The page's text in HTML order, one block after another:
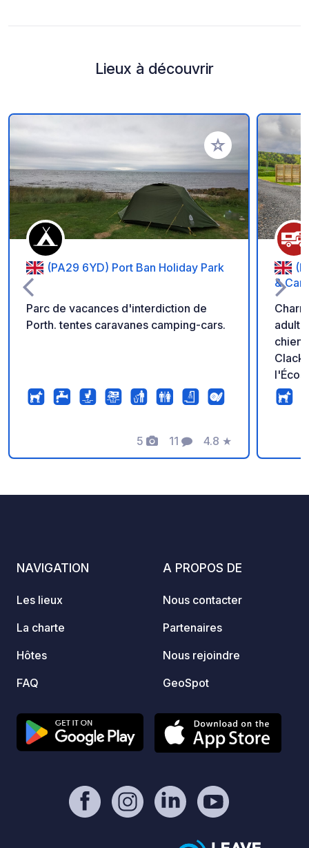
Lieux à découvrir
Ajouter à vos
(PA29 6YD) Port Ban Holiday Park
Parc de vacances d'interdiction de
Porth. tentes caravanes camping-cars.
5
Photos
11
Commentaires
4.8
Note
★
&
Ochil
des
NAVIGATION
Les lieux
La charte
Hôtes
FAQ
A PROPOS DE
Nous contacter
Partenaires
Nous rejoindre
GeoSpot